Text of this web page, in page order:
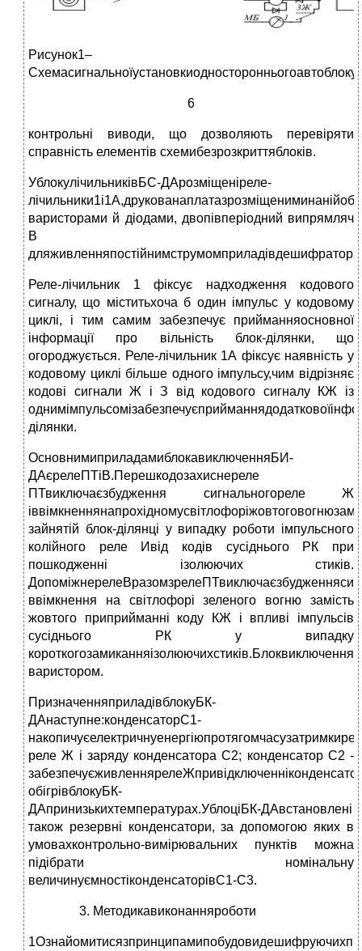
Рисунок1–
6
контрольні виводи, що дозволяють перевіряти
справність елементів схемибезрозкриттяблоків.
УблокулічильниківБС-ДАрозміщеніреле-
варисторами й діодами, двопівперіодний випрямляч
В
Реле-лічильник 1 фіксує надходження кодового
сигналу, що міститьхоча б один імпульс у кодовому
циклі, і тим самим забезпечує прийманняосновної
інформації про вільність блок-ділянки, що
огороджується. Реле-лічильник 1А фіксує наявність у
кодовому циклі більше одного імпульсу,чим відрізняє
кодові сигнали Ж і З від кодового сигналу КЖ із
ділянки.
ОсновнимиприладамиблокавиключенняБИ-
ДАєрелеПТіВ.Перешкодозахиснереле
ПТвиключаєзбудження сигнальногореле Ж
зайнятій блок-ділянці у випадку роботи імпульсного
колійного реле Ивід кодів сусіднього РК при
пошкодженні ізолюючих стиків.
ввімкнення на світлофорі зеленого вогню замість
жовтого приприйманні коду КЖ і впливі імпульсів
сусіднього РК у випадку
варистором.
ПризначенняприладівблокуБК-
ДАнаступне:конденсаторС1-
реле Ж і заряду конденсатора С2; конденсатор С2 -
обігрівблокуБК-
ДАпринизькихтемпературах.УблоціБК-ДАвстановлені
також резервні конденсатори, за допомогою яких в
умовахконтрольно-вимірювальних пунктів можна
підібрати номінальну
величинуємностіконденсаторівС1-С3.
Методикавиконанняроботи